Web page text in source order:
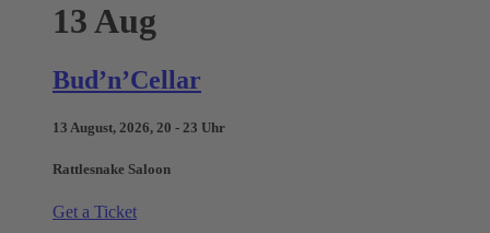
13Aug
Bud’n’Cellar
13 August, 2026, 20 - 23 Uhr
Rattlesnake Saloon
Get a Ticket